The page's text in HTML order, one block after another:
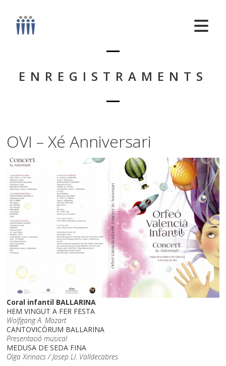
ENREGISTRAMENTS
OVI – Xé Anniversari
Coral infantil BALLARINA
HEM VINGUT A FER FESTA
Wolfgang A. Mozart
CANTOVICÒRUM BALLARINA
Presentació musical
MEDUSA DE SEDA FINA
Olga Xirinacs / Josep Ll. Valldecabres